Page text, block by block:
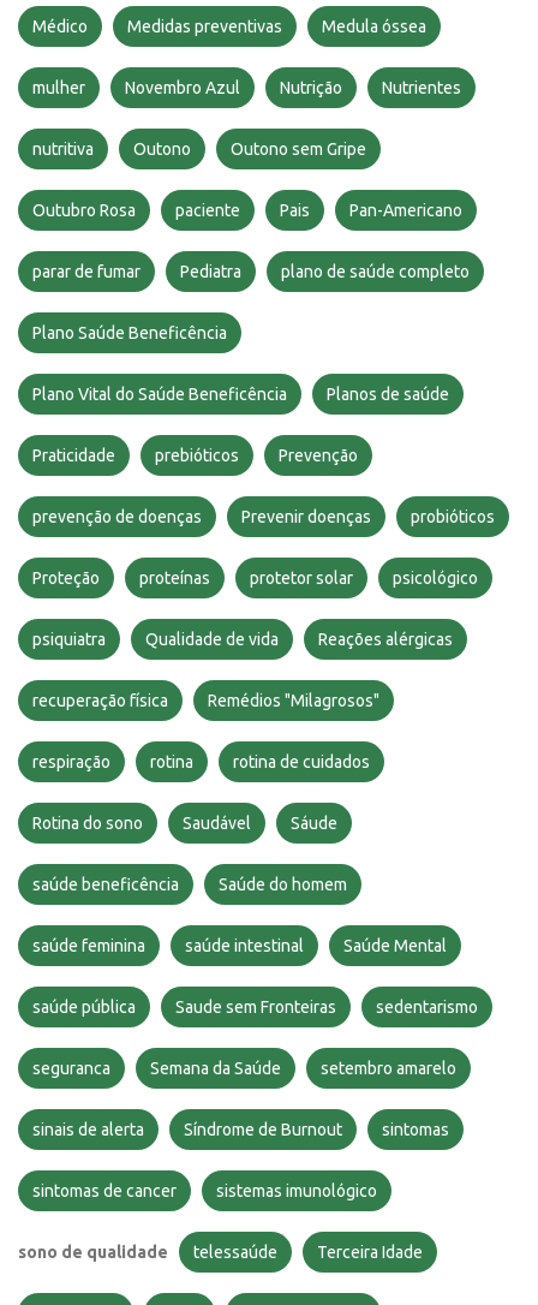
Médico Medidas preventivas Medula óssea
mulher Novembro Azul Nutrição Nutrientes
nutritiva Outono Outono sem Gripe
Outubro Rosa paciente Pais Pan-Americano
parar de fumar Pediatra plano de saúde completo
Plano Saúde Beneficência
Plano Vital do Saúde Beneficência Planos de saúde
Praticidade prebióticos Prevenção
prevenção de doenças Prevenir doenças probióticos
Proteção proteínas protetor solar psicológico
psiquiatra Qualidade de vida Reações alérgicas
recuperação física Remédios "Milagrosos"
respiração rotina rotina de cuidados
Rotina do sono Saudável Sáude
saúde beneficência Saúde do homem
saúde feminina saúde intestinal Saúde Mental
saúde pública Saude sem Fronteiras sedentarismo
seguranca Semana da Saúde setembro amarelo
sinais de alerta Síndrome de Burnout sintomas
sintomas de cancer sistemas imunológico
sono de qualidade telessaúde Terceira Idade